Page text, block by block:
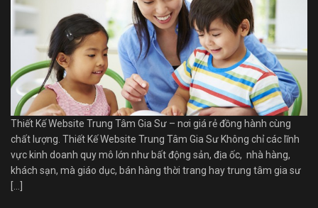
Thiết Kế Website Trung Tâm Gia Sư – nơi giá rẻ đồng hành cùng
chất lượng. Thiết Kế Website Trung Tâm Gia Sư Không chỉ các lĩnh
vực kinh doanh quy mô lớn như bất động sản, địa ốc, nhà hàng,
khách sạn, mà giáo dục, bán hàng thời trang hay trung tâm gia sư